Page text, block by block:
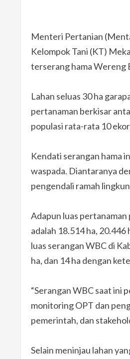
Menteri Pertanian
Kelompok Tani (KT)
terserang hama Wereng
Lahan seluas 30 ha
pertanaman berkisar
populasi rata-rata 10
Kendati serangan hama
waspada. Diantaranya
pengendali ramah
Adapun luas
adalah 18.514 ha,
luas serangan WBC di
ha, dan 14 ha dengan
“Serangan WBC saat ini
monitoring OPT dan
pemerintah, dan
Selain meninjau lahan